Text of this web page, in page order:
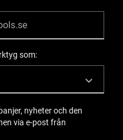
som:
nyheter och den
via e-post från